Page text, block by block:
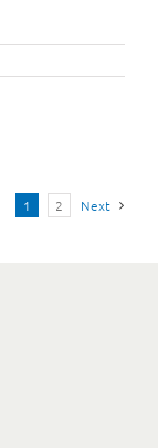
1 2 Next